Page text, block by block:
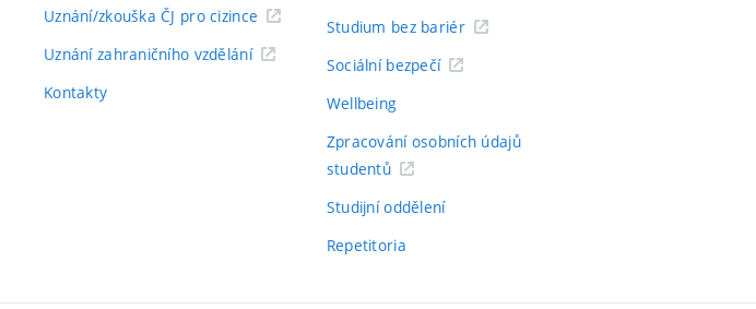
Uznání/zkouška ČJ pro cizince
Uznání zahraničního vzdělání
Kontakty
Studium bez bariér
Sociální bezpečí
Wellbeing
Zpracování osobních údajů
studentů
Studijní oddělení
Repetitoria